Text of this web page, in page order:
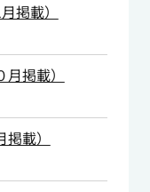
掲載）
掲載）
載）